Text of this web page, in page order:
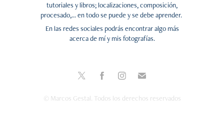
tutoriales y libros; localizaciones, composición,
procesado,... en todo se puede y se debe aprender.
En las redes sociales podrás encontrar algo más
acerca de mí y mis fotografías.
© Marcos Gestal. Todos los derechos reservados